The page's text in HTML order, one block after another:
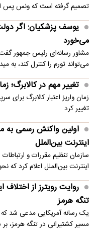
تصمیم گرفته است که ونس پس
یوسف پزشکیان: اگر
می‌خورد
مشاور رسانه‌ای رئیس جمهور
می‌تواند تورم را کنترل کند، به
تغییر مهم در کالابرگ؛
زمان واریز اعتبار کالابرگ برای
تغییر کرد
اینترنت بین‌الملل
اینترنت بین‌الملل اعلام کرد
روایت رویترز از
تنگه هرمز
یک رسانه آمریکایی مدعی شد که
مسیر کشتیرانی در تنگه هرمز،